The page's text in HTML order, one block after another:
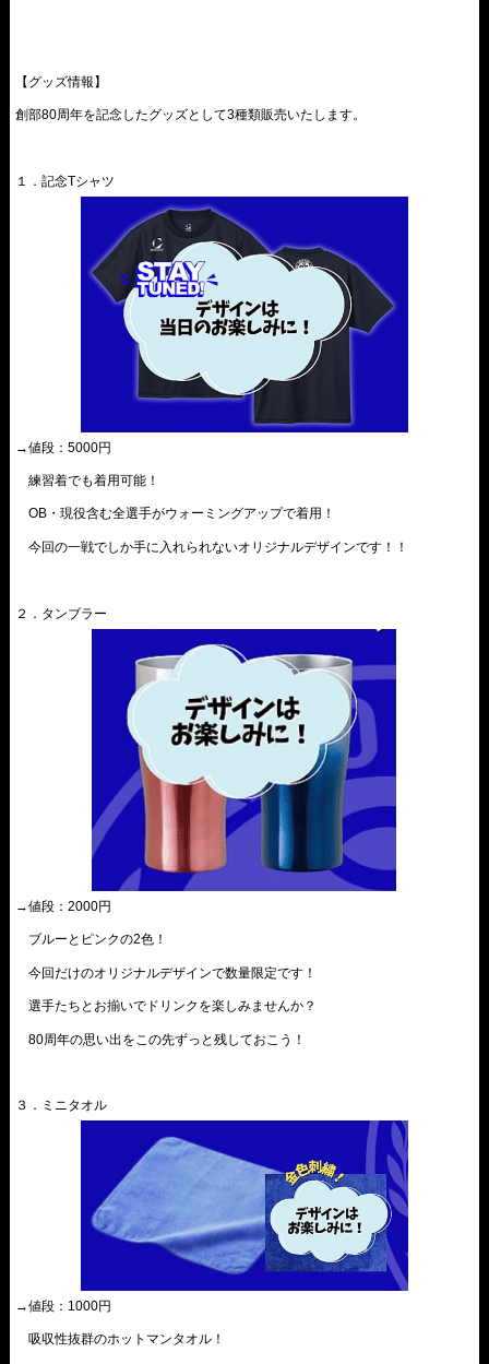
【グッズ情報】
創部80周年を記念したグッズとして3種類販売いたします。
１． 記念Tシャツ
→値段：5000円
練習着でも着用可能！
OB・現役含む全選手がウォーミングアップで着用！
今回の一戦でしか手に入れられないオリジナルデザインです！！
２． タンブラー
→値段：2000円
ブルーとピンクの2色！
今回だけのオリジナルデザインで数量限定です！
選手たちとお揃いでドリンクを楽しみませんか？
80周年の思い出をこの先ずっと残しておこう！
３． ミニタオル
→値段：1000円
吸収性抜群のホットマンタオル！